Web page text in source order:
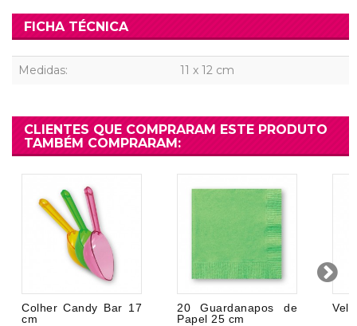
FICHA TÉCNICA
Medidas: 11 x 12 cm
CLIENTES QUE COMPRARAM ESTE PRODUTO
TAMBÉM COMPRARAM:
Colher Candy Bar 17
cm
20 Guardanapos de
Papel 25 cm